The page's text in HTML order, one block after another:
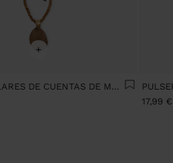
+
SET DE COLLARES DE CUENTAS DE MADERA
17,99 €